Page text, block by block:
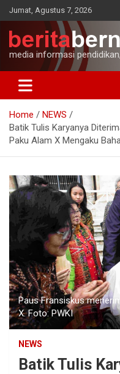
Skip
to
content
Jumat, Agustus 7, 2026
media informasi
Home
NEWS
Batik Tulis Karyanya
Paku Alam X Mengaku
Paus Fransiskus
X. Foto: PWKI
NEWS
Batik Tulis